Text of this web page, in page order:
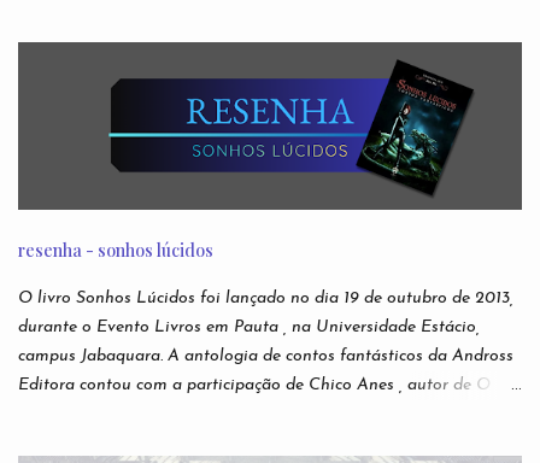
infantis. São narrativas virais e anônimas espalhadas nos
recônditos mais obscuros da internet, sem que se possa rastrear
seus verdadeiros autores. Ou sua veracidade. Acabaram
conhecidas como creepypastas - algo como um copypaste (de
copiar e colar) de situações assustadoras. Mas e se as lendas mais
famosas da Internet não forem boatos? Nesta antologia,
das creepypastas mais perturbadoras de todos os tempos. Do
submundo do Reddit diretamente para sua leitura de cabeceira.
Autores: Alfredo Alvarenga, Ana S. Varella, Andr é Comanche,
Andrei Simões, B...
resenha - sonhos lúcidos
O livro Sonhos Lúcidos foi lançado no dia 19 de outubro de 2013,
durante o Evento Livros em Pauta , na Universidade Estácio,
campus Jabaquara. A antologia de contos fantásticos da Andross
Editora contou com a participação de Chico Anes , autor de O